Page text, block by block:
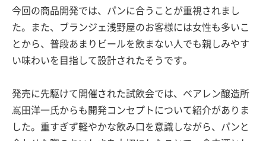
今回の商品開発では、パンに合うことが重視されまし
た。また、ブランジェ浅野屋のお客様には女性も多いこ
とから、普段あまりビールを飲まない人でも親しみやす
い味わいを目指して設計されたそうです。
発売に先駆けて開催された試飲会では、ベアレン醸造所
嶌田洋一氏からも開発コンセプトについて紹介がありま
した。重すぎず軽やかな飲み口を意識しながら、パンと